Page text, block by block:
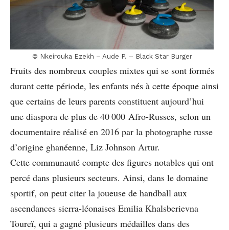
© Nkeirouka Ezekh – Aude P. – Black Star Burger
Fruits des nombreux couples mixtes qui se sont formés
durant cette période, les enfants nés à cette époque ainsi
que certains de leurs parents constituent aujourd’hui
une diaspora de plus de 40 000 Afro-Russes, selon un
documentaire réalisé en 2016 par la photographe russe
d’origine ghanéenne, Liz Johnson Artur.
Cette communauté compte des figures notables qui ont
percé dans plusieurs secteurs. Ainsi, dans le domaine
sportif, on peut citer la joueuse de handball aux
ascendances sierra-léonaises Emilia Khalsberievna
Toureï, qui a gagné plusieurs médailles dans des